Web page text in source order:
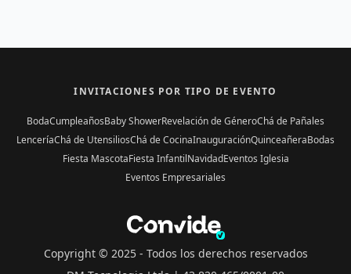
INVITACIONES POR TIPO DE EVENTO
BodaCumpleañosBaby ShowerRevelación de GéneroChá de Pañales
LenceríaChá de UtensiliosChá de CocinaInauguraciónQuinceañeraBodas
Fiesta MascotaFiesta InfantilNavidadEventos Iglesia
Eventos Empresariales
Copyright © 2025 - Todos los derechos reservados